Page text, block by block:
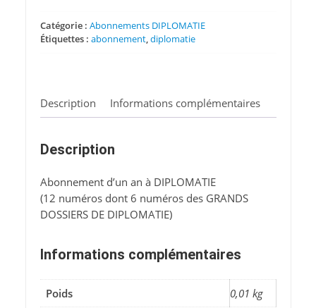
DIPLOMATIE
(1
Catégorie : Abonnements DIPLOMATIE
Étiquettes : abonnement,diplomatie
Description Informations complémentaires
Description
Abonnement d’un an à DIPLOMATIE
(12 numéros dont 6 numéros des GRANDS
DOSSIERS DE DIPLOMATIE)
Informations complémentaires
Poids 0,01 kg